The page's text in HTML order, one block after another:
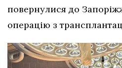
повернулися до
операцію з